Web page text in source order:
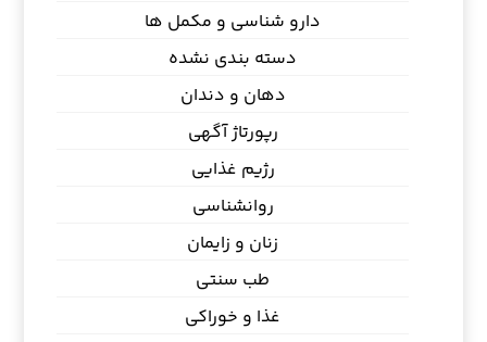
دارو شناسی و مکمل ها
دسته بندی نشده
دهان و دندان
رپورتاژ آگهی
رژیم غذایی
روانشناسی
زنان و زایمان
طب سنتی
غذا و خوراکی